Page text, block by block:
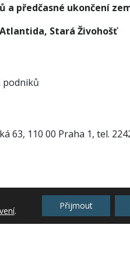
a předčasné ukončení
Stará Živohošť
podniků
63, 110 00 Praha 1, tel.
. Přijmout